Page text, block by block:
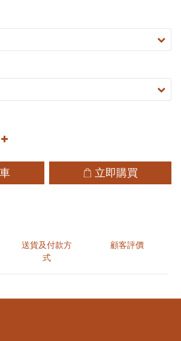
立即購買
送貨及付款方
式
顧客評價